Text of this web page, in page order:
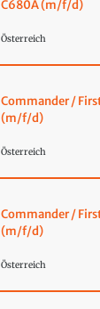
C680A (m/f/d)
Österreich
Commander /
(m/f/d)
Österreich
Commander /
(m/f/d)
Österreich